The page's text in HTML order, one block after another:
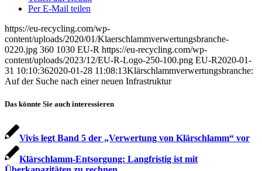
Per E-Mail teilen
https://eu-recycling.com/wp-
content/uploads/2020/01/Klaerschlammverwertungsbranche-
0220.jpg 360 1030 EU-R https://eu-recycling.com/wp-
content/uploads/2023/12/EU-R-Logo-250-100.png EU-R2020-01-
31 10:10:362020-01-28 11:08:13Klärschlamm­verwertungsbranche:
Auf der Suche nach einer neuen Infrastruktur
Das könnte Sie auch interessieren
Vivis legt Band 5 der „Verwertung von Klärschlamm“ vor
Klärschlamm-Entsorgung: Langfristig ist mit